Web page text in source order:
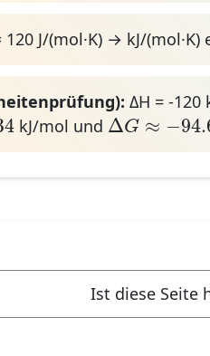
120 J/(mol·K) → kJ/
ΔH = -120
kJ/mol und ΔG ≈ −
ΔG≈−94.66
Ist diese